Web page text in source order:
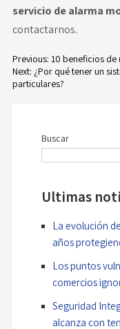
servicio de alarma
contactarnos.
Navegación
entradas
Previous: 10 beneficios de
Next: ¿Por qué tener un
particulares?
Buscar
Ultimas
La evolución
años
Los puntos
comercios
Seguridad
alcanza con